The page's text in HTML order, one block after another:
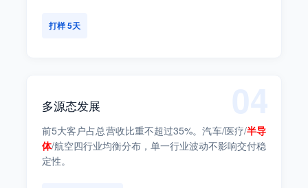
打样 5天
多源态发展
前5大客户占总营收比重不超过35%。汽车/医疗/半导
体/航空四行业均衡分布，单一行业波动不影响交付稳
定性。